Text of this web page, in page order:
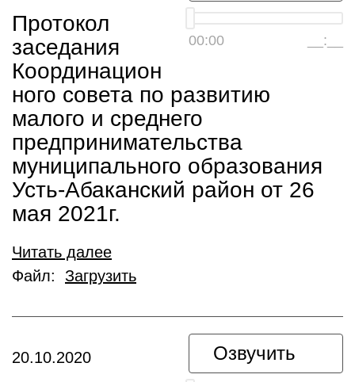
00:00 __:__
Протокол
заседания
Координацион
ного совета по развитию
малого и среднего
предпринимательства
муниципального образования
Усть-Абаканский район от 26
мая 2021г.
Читать далее
Файл: Загрузить
Озвучить
20.10.2020